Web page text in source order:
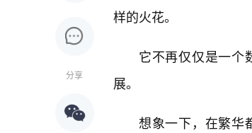
分享
样的火花。
它不再仅仅是一个
展。
想象一下，在繁华